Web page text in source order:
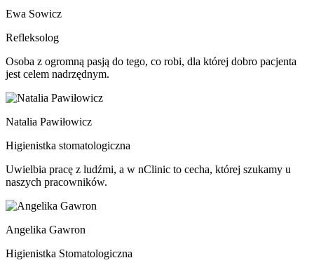
Ewa Sowicz
Refleksolog
Osoba z ogromną pasją do tego, co robi, dla której dobro pacjenta
jest celem nadrzędnym.
Natalia Pawiłowicz
Higienistka stomatologiczna
Uwielbia pracę z ludźmi, a w nClinic to cecha, której szukamy u
naszych pracowników.
Angelika Gawron
Higienistka Stomatologiczna